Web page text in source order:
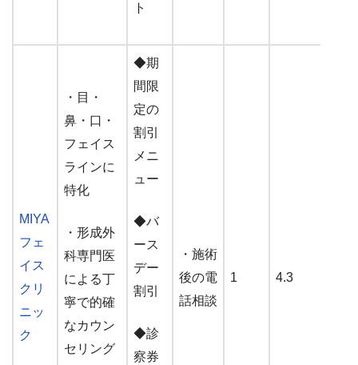
ト
MIYA
フェ
イス
クリ
ニッ
ク
・目・
鼻・口・
フェイス
ラインに
特化
・形成外
科専門医
による丁
寧で的確
なカウン
セリング
◆期
間限
定の
割引
メニ
ュー
◆バ
ース
デー
割引
◆診
察券
・施術
後の電
話相談
1 4.3